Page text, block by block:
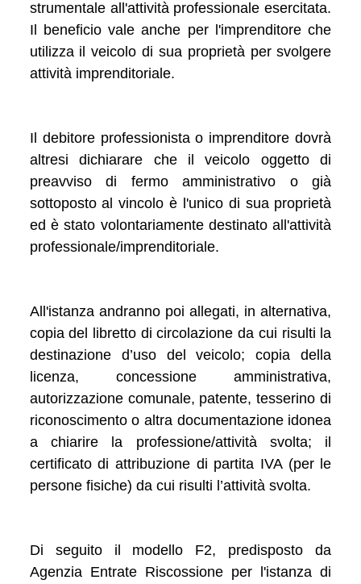
strumentale all'attività professionale esercitata.
Il beneficio vale anche per l'imprenditore che
utilizza il veicolo di sua proprietà per svolgere
attività imprenditoriale.
Il debitore professionista o imprenditore dovrà
altresi dichiarare che il veicolo oggetto di
preavviso di fermo amministrativo o già
sottoposto al vincolo è l'unico di sua proprietà
ed è stato volontariamente destinato all'attività
professionale/imprenditoriale.
All'istanza andranno poi allegati, in alternativa,
copia del libretto di circolazione da cui risulti la
destinazione d’uso del veicolo; copia della
licenza, concessione amministrativa,
autorizzazione comunale, patente, tesserino di
riconoscimento o altra documentazione idonea
a chiarire la professione/attività svolta; il
certificato di attribuzione di partita IVA (per le
persone fisiche) da cui risulti l’attività svolta.
Di seguito il modello F2, predisposto da
Agenzia Entrate Riscossione per l'istanza di